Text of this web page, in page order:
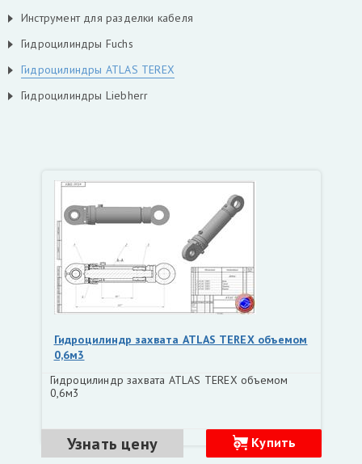
Инструмент для разделки кабеля
Гидроцилиндры Fuchs
Гидроцилиндры ATLAS TEREX
Гидроцилиндры Liebherr
Гидроцилиндр захвата ATLAS TEREX объемом
0,6м3
Гидроцилиндр захвата ATLAS TEREX объемом
0,6м3
Узнать цену Купить